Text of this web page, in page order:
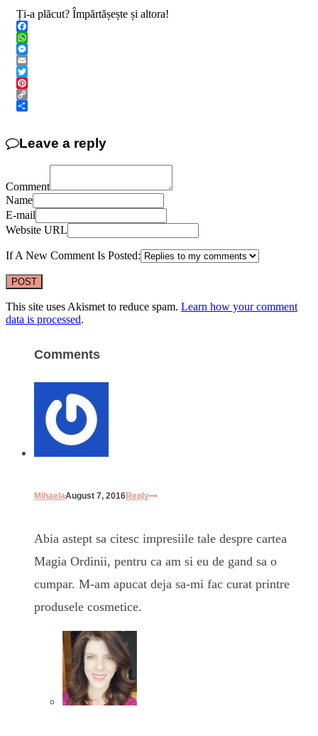
Ți-a plăcut? Împărtășește și altora!
Facebook
WhatsApp
Messenger
Email
Twitter
Pinterest
Copy
Leave a reply
Comment
Name
E-mail
Website URL
If A New Comment Is Posted:
This site uses Akismet to reduce spam. Learn how your comment
data is processed.
Comments
MihaelaAugust 7, 2016Reply
Abia astept sa citesc impresiile tale despre cartea
Magia Ordinii, pentru ca am si eu de gand sa o
cumpar. M-am apucat deja sa-mi fac curat printre
produsele cosmetice.